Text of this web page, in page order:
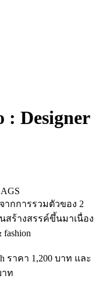
: Designer
จากการรวมตัวของ 2
สร้างสรรค์ขึ้นมาเนื่อง
fashion
ราคา 1,200 บาท และ
าท